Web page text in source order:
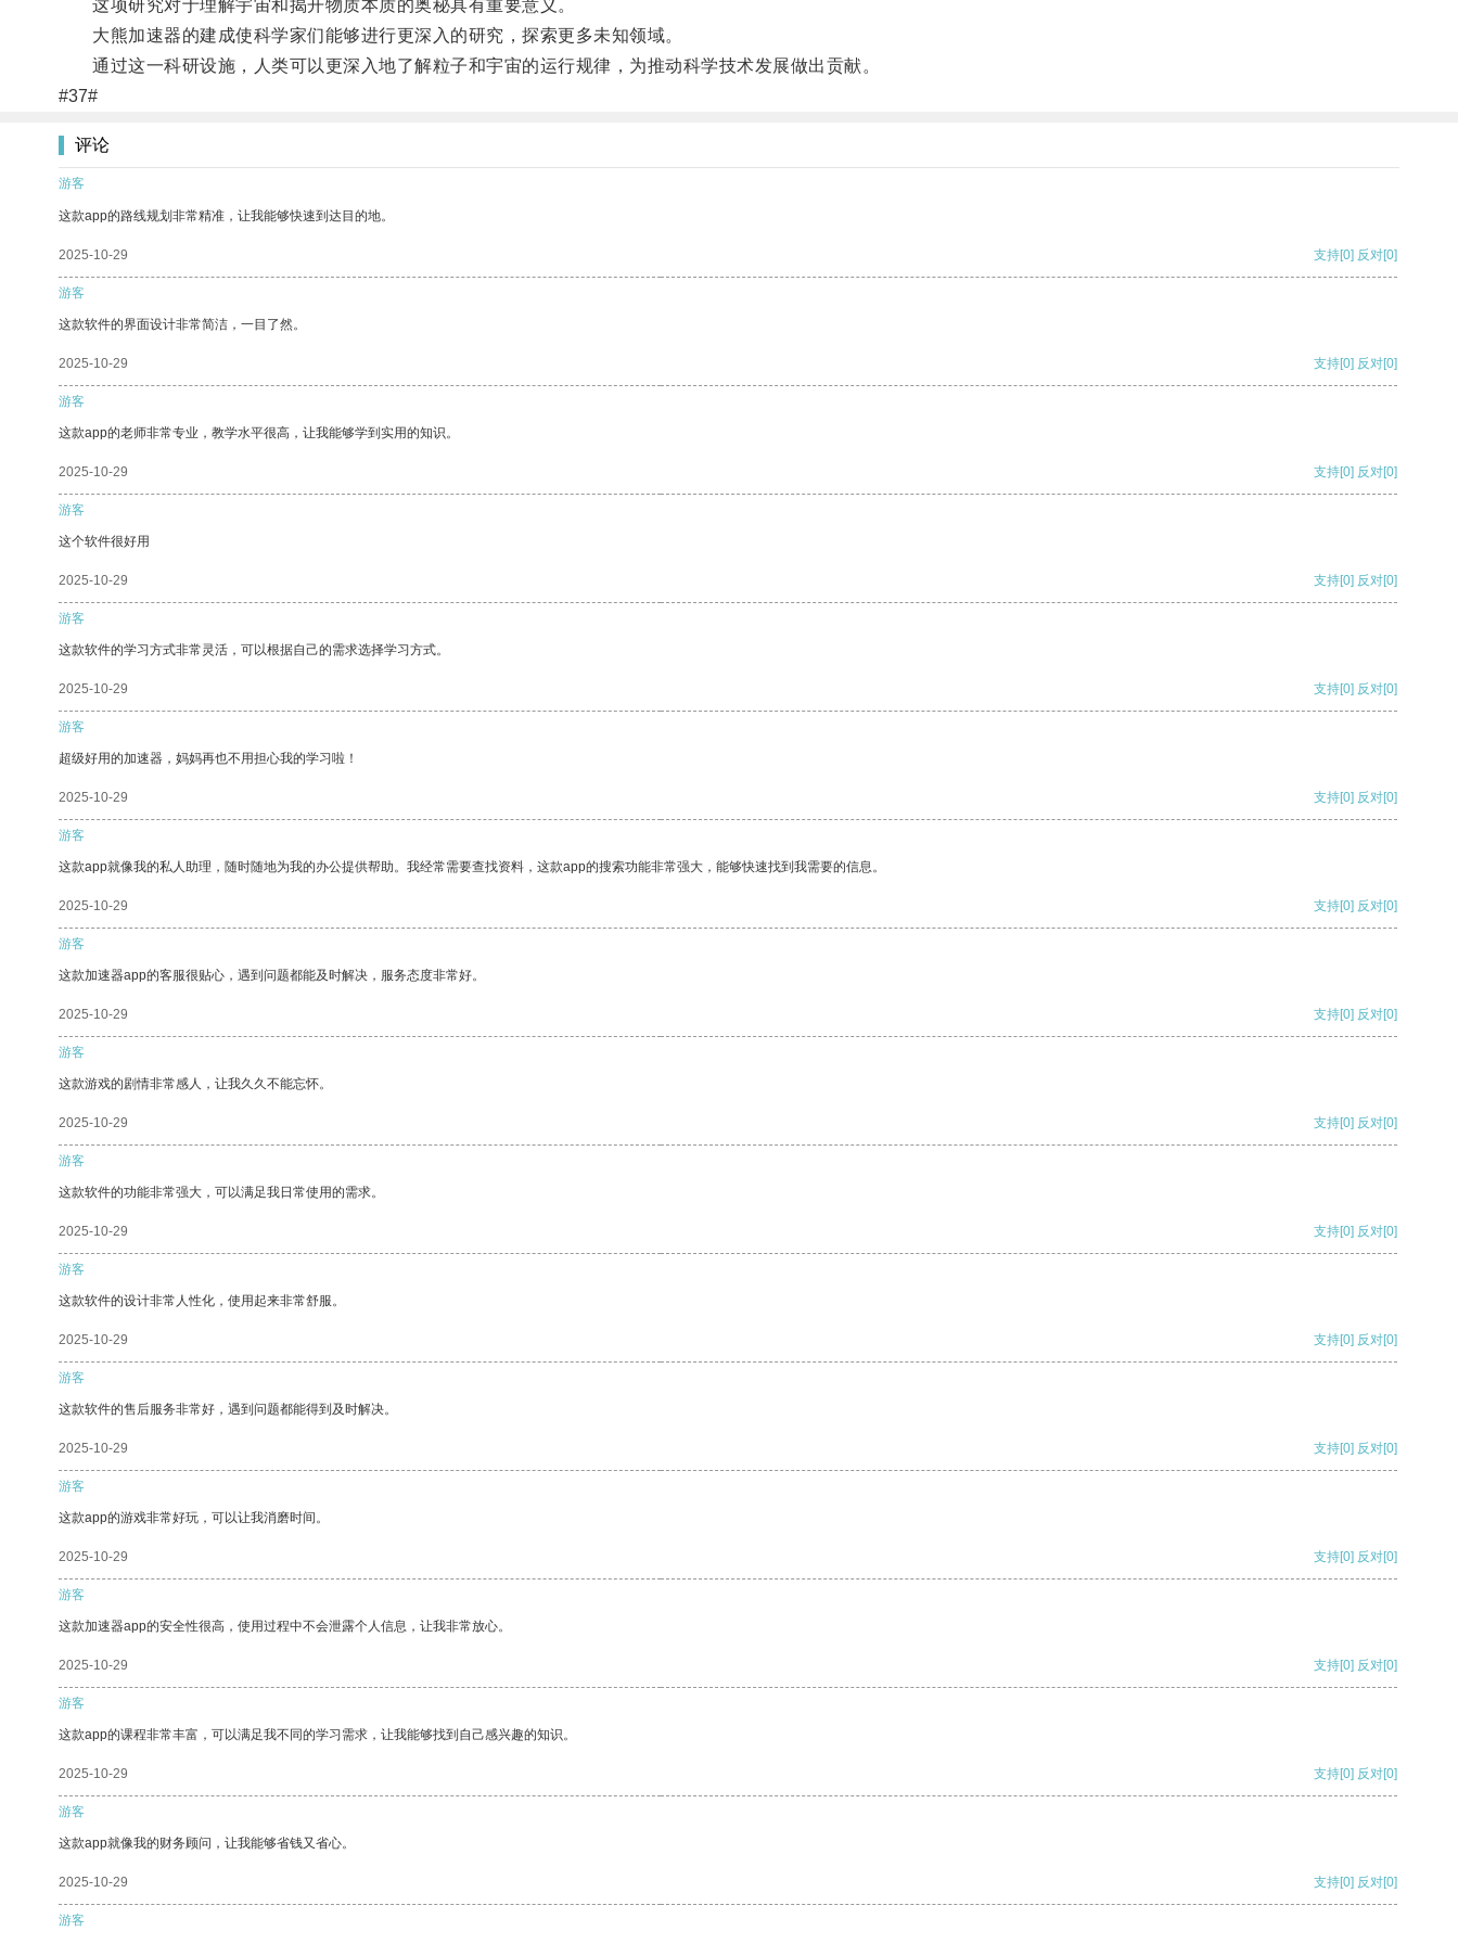
这项研究对于理解宇宙和揭开物质本质的奥秘具有重要意义。
大熊加速器的建成使科学家们能够进行更深入的研究，探索更多未知领域。
通过这一科研设施，人类可以更深入地了解粒子和宇宙的运行规律，为推动科学技术发展做出贡献。
#37#
评论
游客
这款app的路线规划非常精准，让我能够快速到达目的地。
2025-10-29 支持[0] 反对[0]
游客
这款软件的界面设计非常简洁，一目了然。
2025-10-29 支持[0] 反对[0]
游客
这款app的老师非常专业，教学水平很高，让我能够学到实用的知识。
2025-10-29 支持[0] 反对[0]
游客
这个软件很好用
2025-10-29 支持[0] 反对[0]
游客
这款软件的学习方式非常灵活，可以根据自己的需求选择学习方式。
2025-10-29 支持[0] 反对[0]
游客
超级好用的加速器，妈妈再也不用担心我的学习啦！
2025-10-29 支持[0] 反对[0]
游客
这款app就像我的私人助理，随时随地为我的办公提供帮助。我经常需要查找资料，这款app的搜索功能非常强大，能够快速找到我需要的信息。
2025-10-29 支持[0] 反对[0]
游客
这款加速器app的客服很贴心，遇到问题都能及时解决，服务态度非常好。
2025-10-29 支持[0] 反对[0]
游客
这款游戏的剧情非常感人，让我久久不能忘怀。
2025-10-29 支持[0] 反对[0]
游客
这款软件的功能非常强大，可以满足我日常使用的需求。
2025-10-29 支持[0] 反对[0]
游客
这款软件的设计非常人性化，使用起来非常舒服。
2025-10-29 支持[0] 反对[0]
游客
这款软件的售后服务非常好，遇到问题都能得到及时解决。
2025-10-29 支持[0] 反对[0]
游客
这款app的游戏非常好玩，可以让我消磨时间。
2025-10-29 支持[0] 反对[0]
游客
这款加速器app的安全性很高，使用过程中不会泄露个人信息，让我非常放心。
2025-10-29 支持[0] 反对[0]
游客
这款app的课程非常丰富，可以满足我不同的学习需求，让我能够找到自己感兴趣的知识。
2025-10-29 支持[0] 反对[0]
游客
这款app就像我的财务顾问，让我能够省钱又省心。
2025-10-29 支持[0] 反对[0]
游客